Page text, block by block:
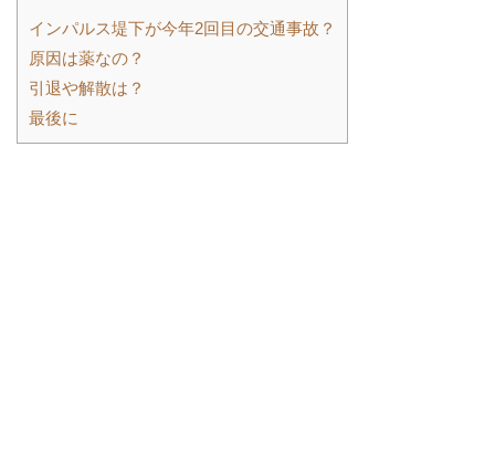
インパルス堤下が今年2回目の交通事故？
原因は薬なの？
引退や解散は？
最後に